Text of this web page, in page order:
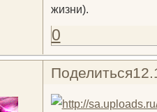
жизни).
0
Поделиться